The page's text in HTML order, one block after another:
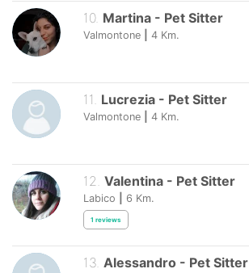
10. Martina - Pet Sitter
Valmontone 4 Km.
11 Lucrezia - Pet Sitter
Valmontone 4 Km.
12 Valentina - Pet Sitter
Labico 6 Km.
1 reviews
13. Alessandro - Pet Sitter